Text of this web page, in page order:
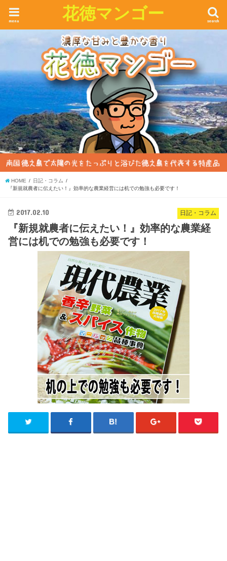
花徳マンゴー search
menu
HOME
日記・コラム
『新規就農者に伝えたい！』効率的な農業経営には机での勉強も必要です！
日記・コラム
2017.02.10
『新規就農者に伝えたい！』効率的な農業経
営には机での勉強も必要です！